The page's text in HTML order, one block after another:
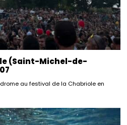
(Saint-Michel-de-
au festival de la Chabriole en